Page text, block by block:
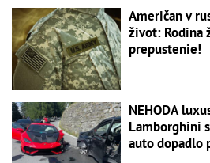
Američan v
život: Rodina
prepustenie!
NEHODA
Lamborghini
auto dopadlo